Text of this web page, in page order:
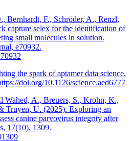
Bernhardt, F., Schröder, A., Renzl,
capture selex for the identification of
small molecules in solution.
e70932.
the spark of aptamer data science.
doi.org/10.1126/science.aed6777
A., Breuers, S., Krohn, K.,
Truyen, U. (2025). Exploring an
canine parvovirus integrity after
17(10), 1309.